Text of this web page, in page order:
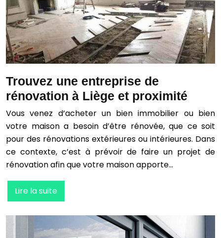
Trouvez une entreprise de
rénovation à Liège et proximité
Vous venez d’acheter un bien immobilier ou bien
votre maison a besoin d’être rénovée, que ce soit
pour des rénovations extérieures ou intérieures. Dans
ce contexte, c’est à prévoir de faire un projet de
rénovation afin que votre maison apporte…
Lire la suite